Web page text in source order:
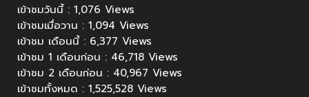
เข้าชมวันนี้ : 1,076 Views
เข้าชมเมื่อวาน : 1,094 Views
เข้าชม เดือนนี้ : 6,377 Views
เข้าชม 1 เดือนก่อน : 46,718 Views
เข้าชม 2 เดือนก่อน : 40,967 Views
เข้าชมทั้งหมด : 1,525,528 Views